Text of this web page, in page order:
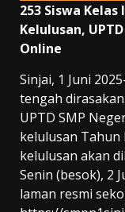
253 Siswa
Kelulusan,
Online
Sinjai, 1 Juni
tengah
UPTD SMP
kelulusan Tahun
kelulusan akan
Senin (besok), 2
laman resmi